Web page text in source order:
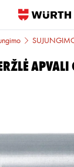
APVALI